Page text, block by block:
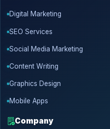
Digital Marketing
SEO Services
Social Media Marketing
Content Writing
Graphics Design
Mobile Apps
Company